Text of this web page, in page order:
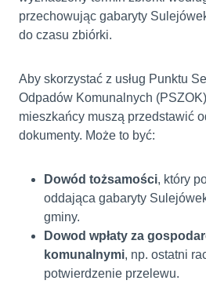
przechowując gabaryty
do czasu zbiórki.
Aby skorzystać z usług Punktu
Odpadów Komunalnych
mieszkańcy muszą przedstawić
dokumenty. Może to być:
Dowód tożsamości, który
oddająca gabaryty
gminy.
Dowod wpłaty za
komunalnymi, np. ostatni
potwierdzenie przelewu.